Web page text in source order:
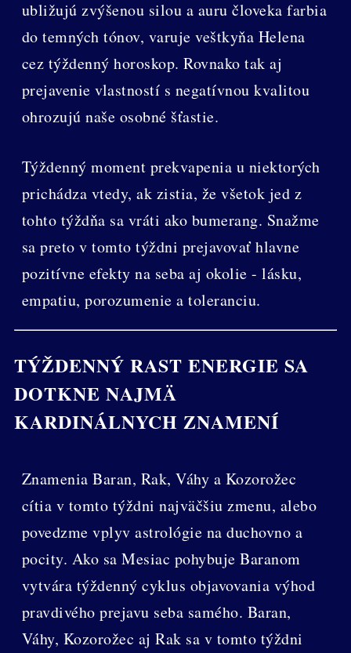
ubližujú zvýšenou silou a auru človeka farbia
do temných tónov, varuje veštkyňa Helena
cez týždenný horoskop. Rovnako tak aj
prejavenie vlastností s negatívnou kvalitou
ohrozujú naše osobné šťastie.
Týždenný moment prekvapenia u niektorých
prichádza vtedy, ak zistia, že všetok jed z
tohto týždňa sa vráti ako bumerang. Snažme
sa preto v tomto týždni prejavovať hlavne
pozitívne efekty na seba aj okolie - lásku,
empatiu, porozumenie a toleranciu.
TÝŽDENNÝ RAST ENERGIE SA
DOTKNE NAJMÄ
KARDINÁLNYCH ZNAMENÍ
Znamenia Baran, Rak, Váhy a Kozorožec
cítia v tomto týždni najväčšiu zmenu, alebo
povedzme vplyv astrológie na duchovno a
pocity. Ako sa Mesiac pohybuje Baranom
vytvára týždenný cyklus objavovania výhod
pravdivého prejavu seba samého. Baran,
Váhy, Kozorožec aj Rak sa v tomto týždni